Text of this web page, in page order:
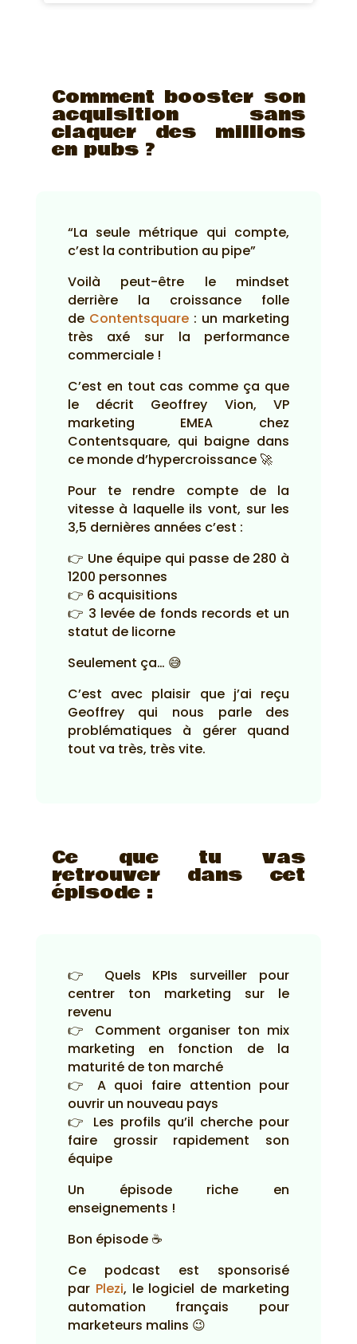
Comment booster son
acquisition sans
claquer des millions
en pubs ?
“La seule métrique qui compte,
c’est la contribution au pipe”
Voilà peut-être le mindset
derrière la croissance folle
de Contentsquare: un marketing
très axé sur la performance
commerciale !
C’est en tout cas comme ça que
le décrit Geoffrey Vion, VP
marketing EMEA chez
Contentsquare, qui baigne dans
ce monde d’hypercroissance 🚀
Pour te rendre compte de la
vitesse à laquelle ils vont, sur les
3,5 dernières années c’est :
👉 Une équipe qui passe de 280 à
1200 personnes
👉 6 acquisitions
👉 3 levée de fonds records et un
statut de licorne
Seulement ça… 😅
C’est avec plaisir que j’ai reçu
Geoffrey qui nous parle des
problématiques à gérer quand
tout va très, très vite.
Ce que tu vas
retrouver dans cet
épisode :
👉 Quels KPIs surveiller pour
centrer ton marketing sur le
revenu
👉 Comment organiser ton mix
marketing en fonction de la
maturité de ton marché
👉 A quoi faire attention pour
ouvrir un nouveau pays
👉 Les profils qu’il cherche pour
faire grossir rapidement son
équipe
Un épisode riche en
enseignements !
Bon épisode ☕
Ce podcast est sponsorisé
par Plezi, le logiciel de marketing
automation français pour
marketeurs malins 😉